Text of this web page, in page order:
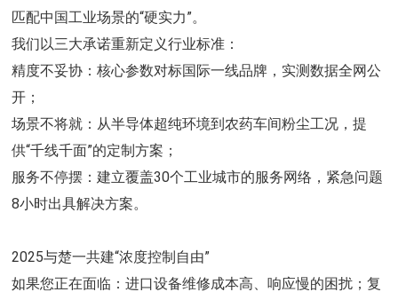
匹配中国工业场景的“硬实力”。
我们以三大承诺重新定义行业标准：
精度不妥协：核心参数对标国际一线品牌，实测数据全网公
开；
场景不将就：从半导体超纯环境到农药车间粉尘工况，提
供“千线千面”的定制方案；
服务不停摆：建立覆盖30个工业城市的服务网络，紧急问题
8小时出具解决方案。
2025与楚一共建“浓度控制自由”
如果您正在面临：进口设备维修成本高、响应慢的困扰；复